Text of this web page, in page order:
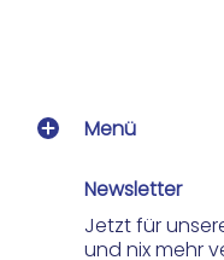
Menü
Newsletter
Jetzt für
und nix mehr